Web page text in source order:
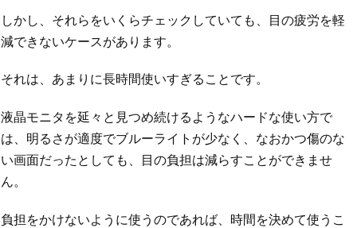
しかし、それらをいくらチェックしていても、目の疲労を軽
減できないケースがあります。
それは、あまりに長時間使いすぎることです。
液晶モニタを延々と見つめ続けるようなハードな使い方で
は、明るさが適度でブルーライトが少なく、なおかつ傷のな
い画面だったとしても、目の負担は減らすことができませ
ん。
負担をかけないように使うのであれば、時間を決めて使うこ